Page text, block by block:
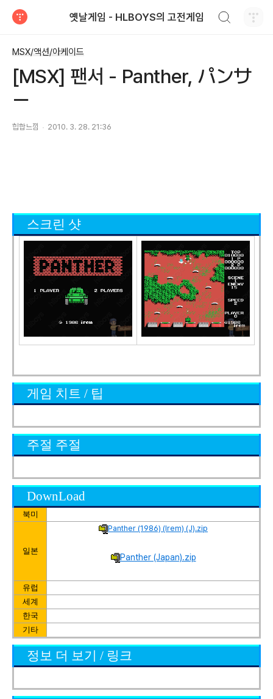
옛날게임 - HLBOYS의 고전게임
MSX/액션/아케이드
[MSX] 팬서 - Panther, パンサ
ー
힙합느낌 2010. 3. 28. 21:36
스크린 샷
게임 치트 / 팁
주절 주절
DownLoad
북미
일본
Panther (1986) (Irem) (J).zip
Panther (Japan).zip
유럽
세계
한국
기타
정보 더 보기 / 링크